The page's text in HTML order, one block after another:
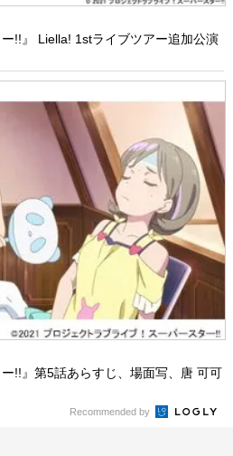
ー!!』 Liella! 1stライブツアー追加公演
ー!!』第5話あらすじ、場面写、唐 可可
Recommended by